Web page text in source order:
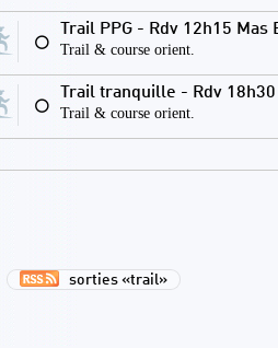
⚪
Trail PPG - Rdv 12h15 Mas
Trail & course orient.
⚪
Trail tranquille - Rdv
Trail & course orient.
sorties «trail»